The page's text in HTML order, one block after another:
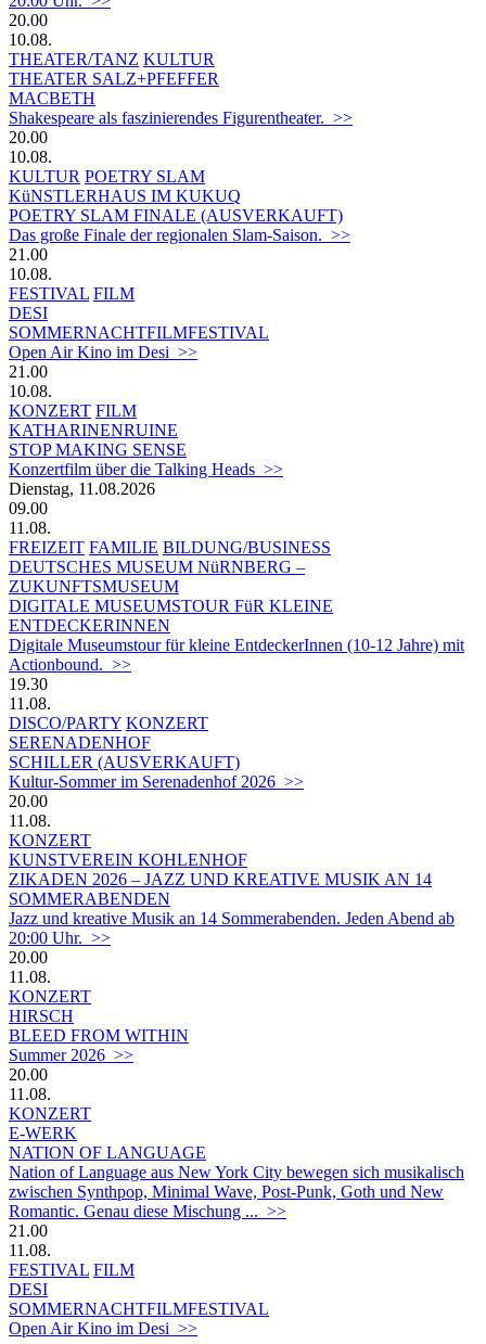
20.00
10.08.
THEATER/TANZ KULTUR
THEATER SALZ+PFEFFER
MACBETH
Shakespeare als faszinierendes Figurentheater. >>
20.00
10.08.
KULTUR POETRY SLAM
KüNSTLERHAUS IM KUKUQ
POETRY SLAM FINALE (AUSVERKAUFT)
Das große Finale der regionalen Slam-Saison. >>
21.00
10.08.
FESTIVAL FILM
DESI
SOMMERNACHTFILMFESTIVAL
Open Air Kino im Desi >>
21.00
10.08.
KONZERT FILM
KATHARINENRUINE
STOP MAKING SENSE
Konzertfilm über die Talking Heads >>
Dienstag, 11.08.2026
09.00
11.08.
FREIZEIT FAMILIE BILDUNG/BUSINESS
DEUTSCHES MUSEUM NüRNBERG –
ZUKUNFTSMUSEUM
DIGITALE MUSEUMSTOUR FüR KLEINE
ENTDECKERINNEN
Digitale Museumstour für kleine EntdeckerInnen (10-12 Jahre) mit
Actionbound. >>
19.30
11.08.
DISCO/PARTY KONZERT
SERENADENHOF
SCHILLER (AUSVERKAUFT)
Kultur-Sommer im Serenadenhof 2026 >>
20.00
11.08.
KONZERT
KUNSTVEREIN KOHLENHOF
ZIKADEN 2026 – JAZZ UND KREATIVE MUSIK AN 14
SOMMERABENDEN
Jazz und kreative Musik an 14 Sommerabenden. Jeden Abend ab
20:00 Uhr. >>
20.00
11.08.
KONZERT
HIRSCH
BLEED FROM WITHIN
Summer 2026 >>
20.00
11.08.
KONZERT
E-WERK
NATION OF LANGUAGE
Nation of Language aus New York City bewegen sich musikalisch
zwischen Synthpop, Minimal Wave, Post-Punk, Goth und New
Romantic. Genau diese Mischung ... >>
21.00
11.08.
FESTIVAL FILM
DESI
SOMMERNACHTFILMFESTIVAL
Open Air Kino im Desi >>